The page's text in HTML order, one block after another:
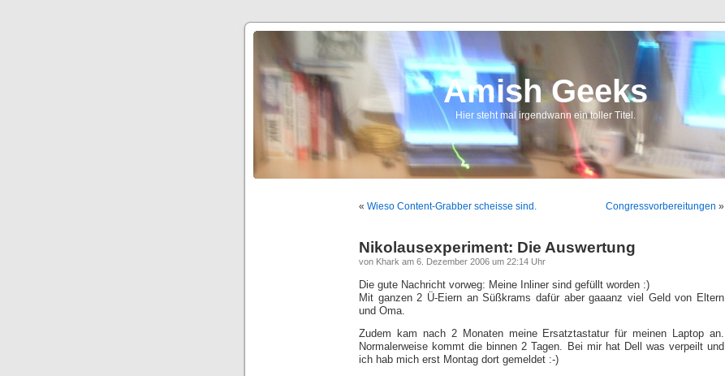
Amish Geeks
Hier steht mal irgendwann ein toller Titel.
« Wieso Content-Grabber scheisse sind. Congressvorbereitungen »
Nikolausexperiment: Die Auswertung
von Khark am 6. Dezember 2006 um 22:14 Uhr
Die gute Nachricht vorweg: Meine Inliner sind gefüllt worden :)
Mit ganzen 2 Ü-Eiern an Süßkrams dafür aber gaaanz viel Geld von Eltern
und Oma.
Zudem kam nach 2 Monaten meine Ersatztastatur für meinen Laptop an.
Normalerweise kommt die binnen 2 Tagen. Bei mir hat Dell was verpeilt und
ich hab mich erst Montag dort gemeldet :-)